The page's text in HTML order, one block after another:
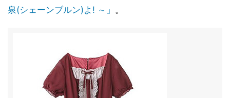
泉(シェーンブルン)よ! ～」 。